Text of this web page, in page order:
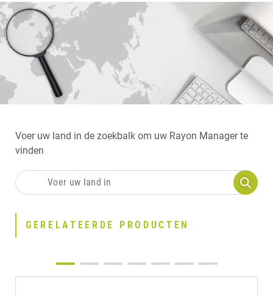
Voer uw land in de zoekbalk om uw Rayon Manager te
vinden
GERELATEERDE PRODUCTEN